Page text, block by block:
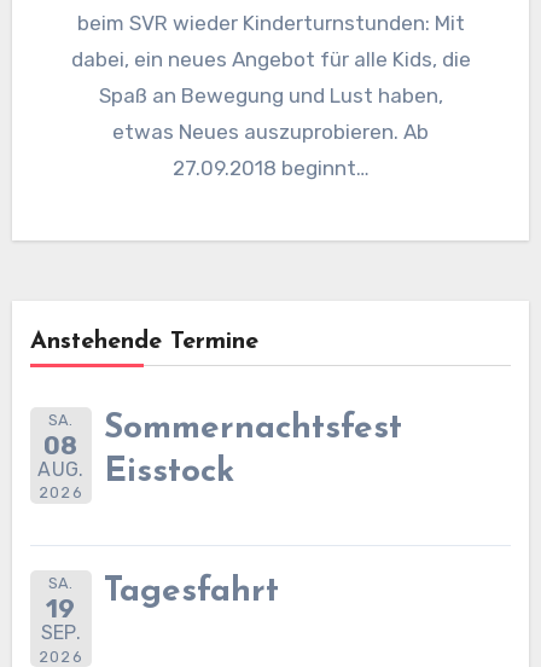
beim SVR wieder Kinderturnstunden: Mit
dabei, ein neues Angebot für alle Kids, die
Spaß an Bewegung und Lust haben,
etwas Neues auszuprobieren. Ab
27.09.2018 beginnt…
Anstehende Termine
SA.
08
AUG.
2026
Sommernachtsfest
Eisstock
SA.
19
SEP.
2026
Tagesfahrt